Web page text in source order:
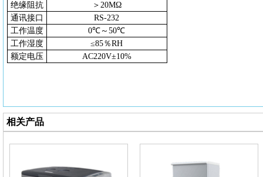
绝缘阻抗 ＞ 20MΩ
通讯接口
RS-232
工作温度
0℃～50℃
工作湿度
≤85％RH
额定电压
AC220V±10%
相关产品